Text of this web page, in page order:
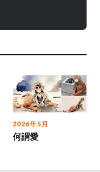
2026年5月
何謂愛